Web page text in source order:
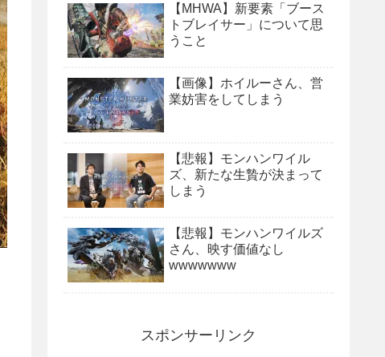
【MHWA】新要素「ブース
トブレイサー」について思
うこと
【画像】ホイルーさん、営
業妨害をしてしまう
【悲報】モンハンワイル
ズ、新たな生贄が決まって
しまう
【悲報】モンハンワイルズ
さん、映す価値なし
wwwwwww
スポンサーリンク